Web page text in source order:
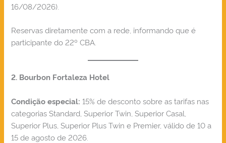
16/08/2026).
Reservas diretamente com a rede, informando que é
participante do 22º CBA.
2. Bourbon Fortaleza Hotel
Condição especial: 15% de desconto sobre as tarifas nas
categorias Standard, Superior Twin, Superior Casal,
Superior Plus, Superior Plus Twin e Premier, válido de 10 a
15 de agosto de 2026.